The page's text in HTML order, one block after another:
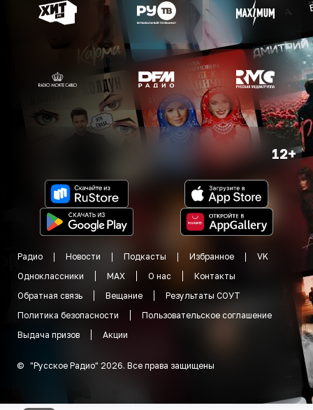
12+
Радио Новости Подкасты Избранное
VK
Одноклассники
MAX О нас
Контакты
Обратная связь
Вещание
Результаты СОУТ
Политика безопасности
Пользовательское соглашение
Выдача призов
Акции
© "Русское Радио" 2026. Все права защищены